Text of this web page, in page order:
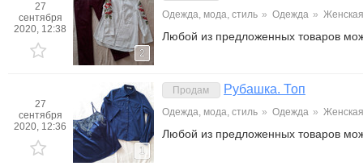
27
сентября
2020, 12:38
2
Одежда, мода, стиль » Одежда » Женская
Любой из предложенных товаров
27
сентября
2020, 12:36
1
Продам Рубашка. Топ
Одежда, мода, стиль » Одежда » Женская
Любой из предложенных товаров